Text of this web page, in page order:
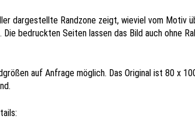
dargestellte Randzone zeigt, wieviel vom Motiv
Die bedruckten Seiten lassen das Bild auch ohne
auf Anfrage möglich. Das Original ist 80 x